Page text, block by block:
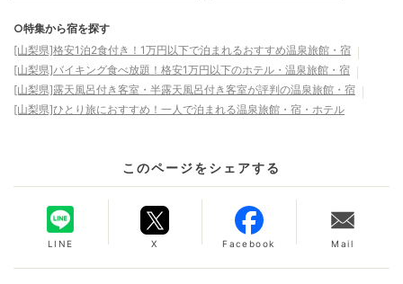
○特集から宿を探す
[山梨県]格安1泊2食付き！1万円以下で泊まれるおすすめ温泉旅館・宿
[山梨県]バイキング食べ放題！格安1万円以下のホテル・温泉旅館・宿
[山梨県]露天風呂付き客室・半露天風呂付き客室が評判の温泉旅館・宿
[山梨県]ひとり旅におすすめ！一人で泊まれる温泉旅館・宿・ホテル
このページをシェアする
LINE X Facebook Mail